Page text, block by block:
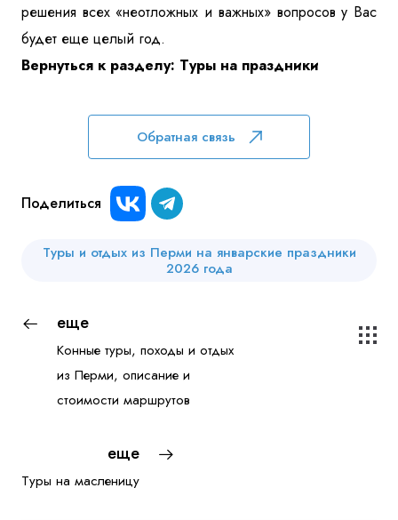
решения всех «неотложных и важных» вопросов у Вас
будет еще целый год.
Вернуться к разделу: Туры на праздники
Обратная связь
Поделиться
Туры и отдых из Перми на январские праздники
2026 года
еще
Конные туры, походы и отдых
из Перми, описание и
стоимости маршрутов
еще
Туры на масленицу